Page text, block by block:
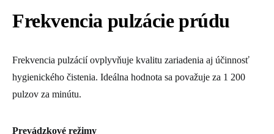
Frekvencia pulzácie prúdu
Frekvencia pulzácií ovplyvňuje kvalitu zariadenia aj účinnosť
hygienického čistenia. Ideálna hodnota sa považuje za 1 200
pulzov za minútu.
Prevádzkové režimy